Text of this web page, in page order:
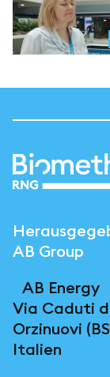
AB Group
AB Energy
Via Caduti
Orzinuovi
Italien